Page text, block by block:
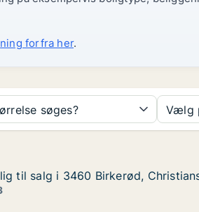
forfra her.
søges? Vælg
Birkerød, Christianslund
til salg i 3460 Birkerød,
til salg i 3460 Birkerød,